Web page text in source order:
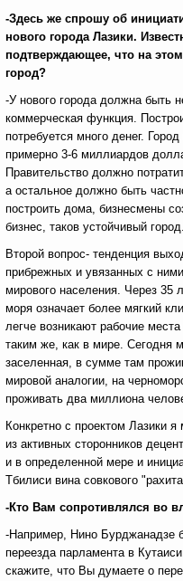
-Здесь же спрошу об
нового города Лазики.
подтверждающее, что на
город?
-У нового города должна быть
коммерческая функция.
потребуется много денег.
примерно 3-6 миллиардов
Правительство должно
а остальное должно быть
построить дома, бизнесмены
бизнес, таков устойчивый город.
Второй вопрос- тенденция
прибрежных и увязанных с
мирового населения. Через 35
моря означает более мягкий
легче возникают рабочие
таким же, как в мире. Сегодня
заселенная, в сумме там
мировой аналогии, на
проживать два миллиона
Конкретно с проектом Лазики
из активных сторонников
и в определенной мере и
Тбилиси вина совкового
-Кто Вам сопротивлялся во
-Например, Нино Бурджанадзе
переезда парламента в
скажите, что Вы думаете о